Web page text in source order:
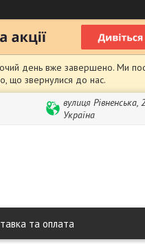
день вже завершено. Ми
що звернулися до нас.
вулиця
Україна
та оплата